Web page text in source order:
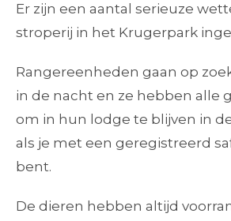
Er zijn een aantal serieuze
stroperij in het Krugerpark
Rangereenheden gaan op
in de nacht en ze hebben alle
om in hun lodge te blijven in
als je met een geregistreerd
bent.
De dieren hebben altijd